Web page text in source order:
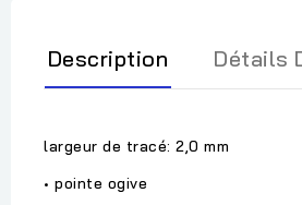
Description Détails
largeur de tracé: 2,0 mm
• pointe ogive